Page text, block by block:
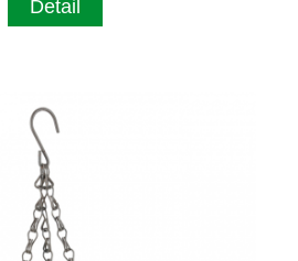
Detail